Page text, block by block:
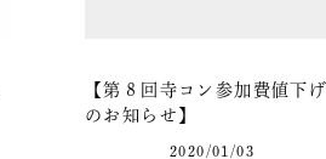
【第８回寺コン参加費値下げ
のお知らせ】
2020/01/03